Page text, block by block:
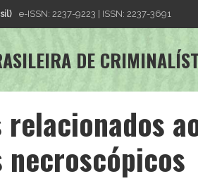
e-ISSN: 2237-9223 | ISSN: 2237-3691
DE
relacionados
necroscópicos